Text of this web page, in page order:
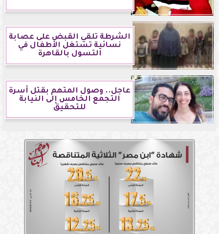
الشرطة تلقي القبض على عصابة
نسائية تستغل الأطفال في
التسول بالقاهرة
عاجل.. وصول المتهم بقتل أسرة
التجمع الخامس إلى النيابة
للتحقيق